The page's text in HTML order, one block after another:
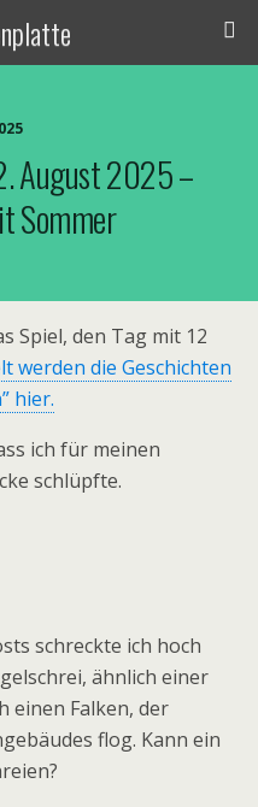
August 2025 –
Sommer
Spiel, den Tag mit 12
werden die Geschichten
hier.
ich für meinen
schlüpfte.
schreckte ich hoch
ähnlich einer
einen Falken, der
flog. Kann ein